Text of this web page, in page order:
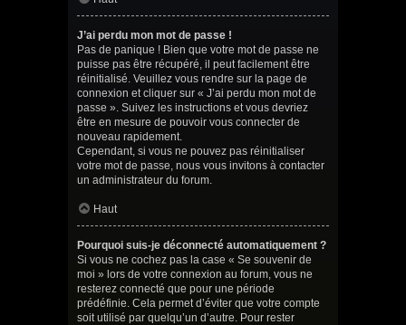
J’ai perdu mon mot de passe !
Pas de panique ! Bien que votre mot de passe ne
puisse pas être récupéré, il peut facilement être
réinitialisé. Veuillez vous rendre sur la page de
connexion et cliquer sur « J’ai perdu mon mot de
passe ». Suivez les instructions et vous devriez
être en mesure de pouvoir vous connecter de
nouveau rapidement.
Cependant, si vous ne pouvez pas réinitialiser
votre mot de passe, nous vous invitons à contacter
un administrateur du forum.
Haut
Pourquoi suis-je déconnecté automatiquement ?
Si vous ne cochez pas la case « Se souvenir de
moi » lors de votre connexion au forum, vous ne
resterez connecté que pour une période
prédéfinie. Cela permet d’éviter que votre compte
soit utilisé par quelqu’un d’autre. Pour rester